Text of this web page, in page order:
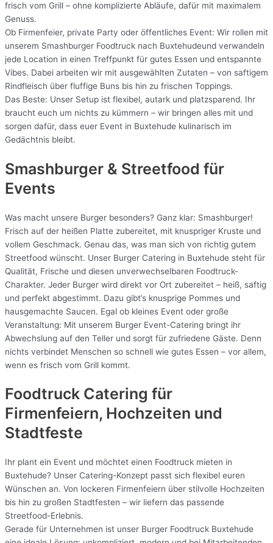
frisch vom Grill – ohne komplizierte Abläufe, dafür mit maximalem
Genuss.
Ob Firmenfeier, private Party oder öffentliches Event: Wir rollen mit
unserem Smashburger Foodtruck nach Buxtehudeund verwandeln
jede Location in einen Treffpunkt für gutes Essen und entspannte
Vibes. Dabei arbeiten wir mit ausgewählten Zutaten – von saftigem
Rindfleisch über fluffige Buns bis hin zu frischen Toppings.
Das Beste: Unser Setup ist flexibel, autark und platzsparend. Ihr
braucht euch um nichts zu kümmern – wir bringen alles mit und
sorgen dafür, dass euer Event in Buxtehude kulinarisch im
Gedächtnis bleibt.
Smashburger & Streetfood für
Events
Was macht unsere Burger besonders? Ganz klar: Smashburger!
Frisch auf der heißen Platte zubereitet, mit knuspriger Kruste und
vollem Geschmack. Genau das, was man sich von richtig gutem
Streetfood wünscht. Unser Burger Catering in Buxtehude steht für
Qualität, Frische und diesen unverwechselbaren Foodtruck-
Charakter. Jeder Burger wird direkt vor Ort zubereitet – heiß, saftig
und perfekt abgestimmt. Dazu gibt’s knusprige Pommes und
hausgemachte Saucen. Egal ob kleines Event oder große
Veranstaltung: Mit unserem Burger Event-Catering bringt ihr
Abwechslung auf den Teller und sorgt für zufriedene Gäste. Denn
nichts verbindet Menschen so schnell wie gutes Essen – vor allem,
wenn es frisch vom Grill kommt.
Foodtruck Catering für
Firmenfeiern, Hochzeiten und
Stadtfeste
Ihr plant ein Event und möchtet einen Foodtruck mieten in
Buxtehude? Unser Catering-Konzept passt sich flexibel euren
Wünschen an. Von lockeren Firmenfeiern über stilvolle Hochzeiten
bis hin zu großen Stadtfesten – wir liefern das passende
Streetfood-Erlebnis.
Gerade für Unternehmen ist unser Burger Foodtruck Buxtehude